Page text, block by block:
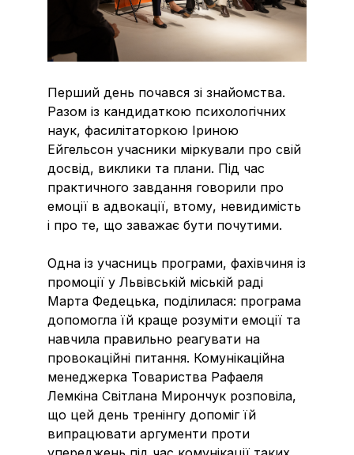
Перший день почався зі знайомства.
Разом із кандидаткою психологічних
наук, фасилітаторкою Іриною
Ейгельсон учасники міркували про свій
досвід, виклики та плани. Під час
практичного завдання говорили про
емоції в адвокації, втому, невидимість
і про те, що заважає бути почутими.
Одна із учасниць програми, фахівчиня із
промоції у Львівській міській раді
Марта Федецька, поділилася: програма
допомогла їй краще розуміти емоції та
навчила правильно реагувати на
провокаційні питання. Комунікаційна
менеджерка Товариства Рафаеля
Лемкіна Світлана Мирончук розповіла,
що цей день тренінгу допоміг їй
випрацювати аргументи проти